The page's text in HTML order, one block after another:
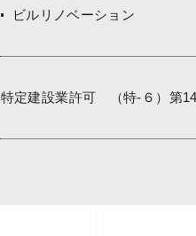
ビルリノベーション
特定建設業許可 （特-６）第